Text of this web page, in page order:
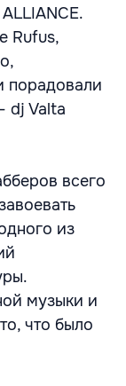
Rufus,
порадовали
dj Valta
всего
из
музыки и
что было